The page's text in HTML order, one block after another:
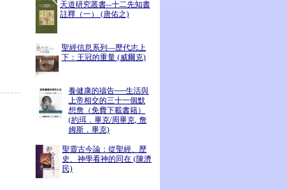
天道研究叢書--十二先知書
註釋（一） (唐佑之)
聖經信息系列—歷代志上
下：王冠的重量 (威爾克)
養健康的禱告──生活與
上帝相交的三十一個默
想詹（免費下載書籍）
(約珥．畢克/周畢克, 詹
姆斯．畢克)
聖靈古今論：從聖經、歷
史、神學看神的同在 (陳濟
民)